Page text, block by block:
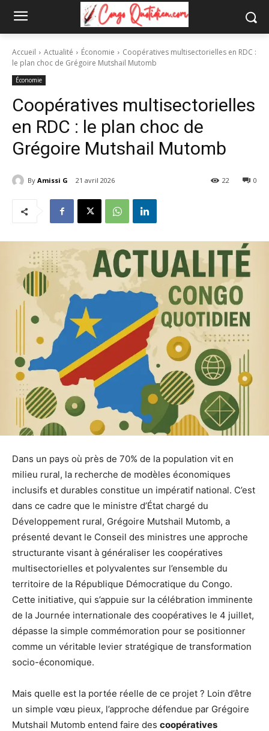
Accueil Actualité Économie
Coopératives multisectorielles en RDC :
le plan choc de Grégoire Mutshail Mutomb
Économie
Coopératives multisectorielles
en RDC : le plan choc de
Grégoire Mutshail Mutomb
By Amissi G 21 avril 2026 0
22
Dans un pays où près de 70% de la population vit en
milieu rural, la recherche de modèles économiques
inclusifs et durables constitue un impératif national. C’est
dans ce cadre que le ministre d’État chargé du
Développement rural, Grégoire Mutshail Mutomb, a
présenté devant le Conseil des ministres une approche
structurante visant à généraliser les coopératives
multisectorielles et polyvalentes sur l’ensemble du
territoire de la République Démocratique du Congo.
Cette initiative, qui s’appuie sur la célébration imminente
de la Journée internationale des coopératives le 4 juillet,
dépasse la simple commémoration pour se positionner
comme un véritable levier stratégique de transformation
socio-économique.
Mais quelle est la portée réelle de ce projet ? Loin d’être
un simple vœu pieux, l’approche défendue par Grégoire
Mutshail Mutomb entend faire des coopératives